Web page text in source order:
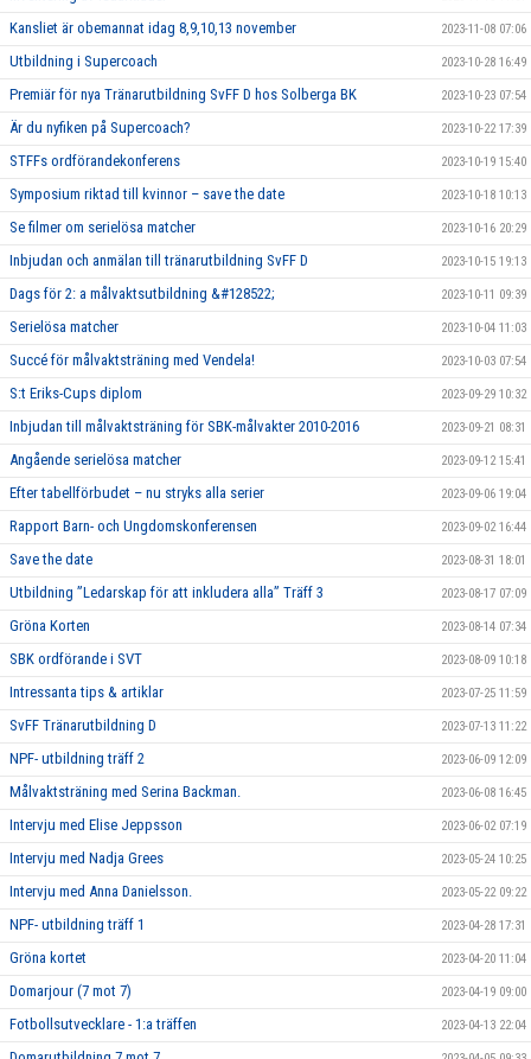
Kansliet är obemannat idag 8,9,10,13 november 2023-11-08 07:06
Utbildning i Supercoach 2023-10-28 16:49
Premiär för nya Tränarutbildning SvFF D hos Solberga BK 2023-10-23 07:54
Är du nyfiken på Supercoach? 2023-10-22 17:39
STFFs ordförandekonferens 2023-10-19 15:40
Symposium riktad till kvinnor – save the date 2023-10-18 10:13
Se filmer om serielösa matcher 2023-10-16 20:29
Inbjudan och anmälan till tränarutbildning SvFF D 2023-10-15 19:13
Dags för 2: a målvaktsutbildning &#128522; 2023-10-11 09:39
Serielösa matcher 2023-10-04 11:03
Succé för målvaktsträning med Vendela! 2023-10-03 07:54
S:t Eriks-Cups diplom 2023-09-29 10:32
Inbjudan till målvaktsträning för SBK-målvakter 2010-2016 2023-09-21 08:31
Angående serielösa matcher 2023-09-12 15:41
Efter tabellförbudet – nu stryks alla serier 2023-09-06 19:04
Rapport Barn- och Ungdomskonferensen 2023-09-02 16:44
Save the date 2023-08-31 18:01
Utbildning ”Ledarskap för att inkludera alla” Träff 3 2023-08-17 07:09
Gröna Korten 2023-08-14 07:34
SBK ordförande i SVT 2023-08-09 10:18
Intressanta tips & artiklar 2023-07-25 11:59
SvFF Tränarutbildning D 2023-07-13 11:22
NPF- utbildning träff 2 2023-06-09 12:09
Målvaktsträning med Serina Backman. 2023-06-08 16:45
Intervju med Elise Jeppsson 2023-06-02 07:19
Intervju med Nadja Grees 2023-05-24 10:25
Intervju med Anna Danielsson. 2023-05-22 09:22
NPF- utbildning träff 1 2023-04-28 17:31
Gröna kortet 2023-04-20 11:04
Domarjour (7 mot 7) 2023-04-19 09:00
Fotbollsutvecklare - 1:a träffen 2023-04-13 22:04